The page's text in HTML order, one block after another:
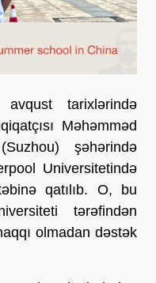
tarixlərində
Məhəmməd
şəhərində
Universitetində
qatılıb. O, bu
tərəfindən
olmadan dəstək